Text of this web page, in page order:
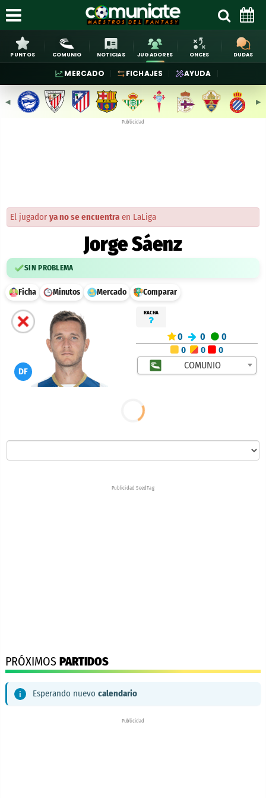
PUNTOS COMUNIO NOTICIAS JUGADORES ONCES DUDAS
MERCADO FICHAJES AYUDA
◀︎ ▶︎
Publicidad
El jugador ya no se encuentra en LaLiga
Jorge Sáenz
SIN PROBLEMA
Ficha Minutos Mercado Comparar
DF
RACHA
0 0 0
0 0 0
COMUNIO
Publicidad SeedTag
PRÓXIMOS PARTIDOS
Esperando nuevo calendario
Publicidad